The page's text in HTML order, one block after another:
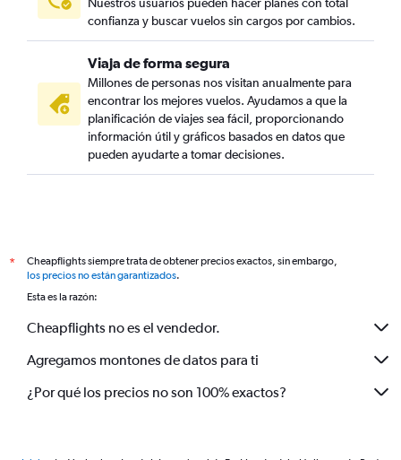
Nuestros usuarios pueden hacer planes con total
confianza y buscar vuelos sin cargos por cambios.
Viaja de forma segura
Millones de personas nos visitan anualmente para
encontrar los mejores vuelos. Ayudamos a que la
planificación de viajes sea fácil, proporcionando
información útil y gráficos basados en datos que
pueden ayudarte a tomar decisiones.
*
Cheapflights siempre trata de obtener precios exactos, sin embargo,
los precios no están garantizados.
Esta es la razón:
Cheapflights no es el vendedor.
Agregamos montones de datos para ti
¿Por qué los precios no son 100% exactos?